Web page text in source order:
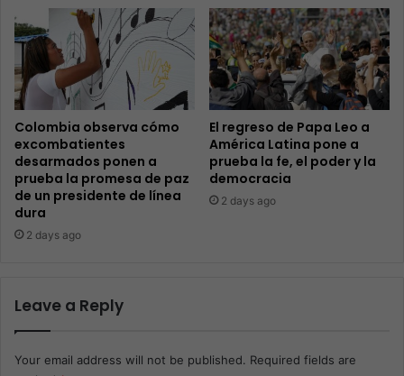
Colombia observa cómo
excombatientes
desarmados ponen a
prueba la promesa de paz
de un presidente de línea
dura
2 days ago
El regreso de Papa Leo a
América Latina pone a
prueba la fe, el poder y la
democracia
2 days ago
Leave a Reply
Your email address will not be published. Required fields are